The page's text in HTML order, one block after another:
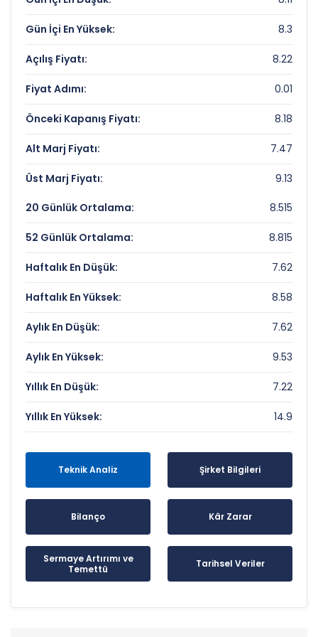
Piyasa Değeri/Defter Değeri (PD/DD):
1.16
DEMISAS DOKUM Rekorlar ve Önemli
Seviyeler
Bugün Gördüğü En Yüksek Fiyat:
8.3 TL
Son 1 Yılın Zirvesi:
14.9 TL
Son 1 Yılın Dibi:
7.22 TL
Gün İçi En Yüksek: 8.3
Açılış Fiyatı: 8.22
Fiyat Adımı: 0.01
Önceki Kapanış Fiyatı: 8.18
Alt Marj Fiyatı: 7.47
Üst Marj Fiyatı: 9.13
20 Günlük Ortalama: 8.515
52 Günlük Ortalama: 8.815
Haftalık En Düşük: 7.62
Haftalık En Yüksek: 8.58
Aylık En Düşük: 7.62
Aylık En Yüksek: 9.53
Yıllık En Düşük: 7.22
Yıllık En Yüksek: 14.9
Teknik Analiz Şirket Bilgileri
Bilanço Kâr Zarar
Sermaye Artırımı ve
Temettü
Tarihsel Veriler